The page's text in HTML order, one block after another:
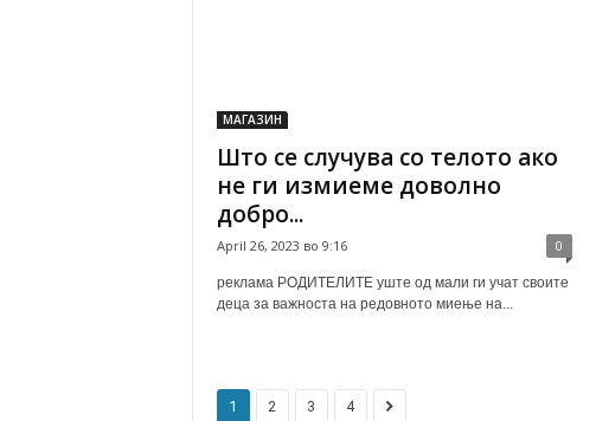
МАГАЗИН
Што се случува со телото ако
не ги измиеме доволно
добро...
April 26, 2023 во 9:16 0
реклама РОДИТЕЛИТЕ уште од мали ги учат своите
деца за важноста на редовното миење на...
1 2 3 4